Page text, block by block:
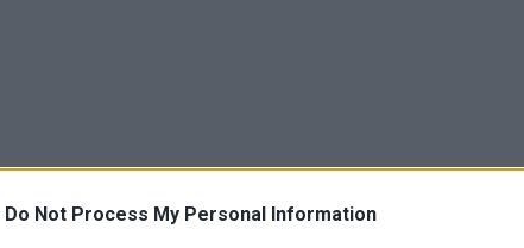
Do Not Process My Personal Information